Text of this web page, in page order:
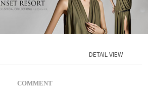
DETAIL VIEW
COMMENT